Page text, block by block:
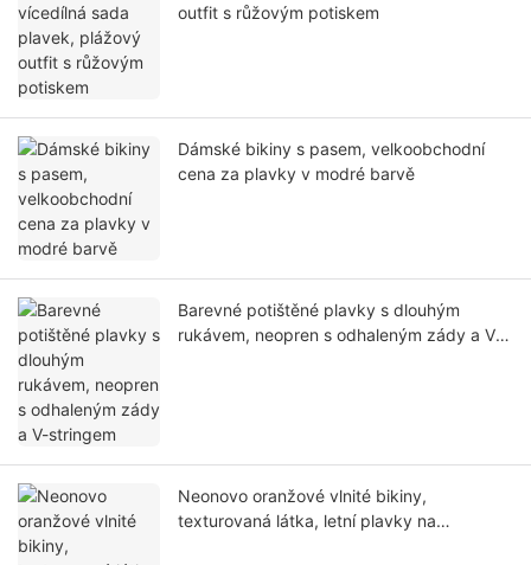
outfit s růžovým potiskem
Dámské bikiny s pasem, velkoobchodní
cena za plavky v modré barvě
Barevné potištěné plavky s dlouhým
rukávem, neopren s odhaleným zády a V-
Neonovo oranžové vlnité bikiny,
texturovaná látka, letní plavky na